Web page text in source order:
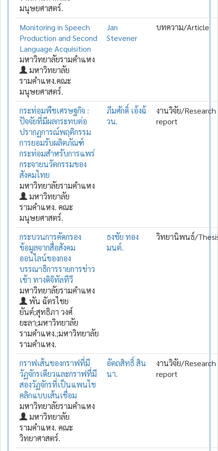
มนุษยศาสตร์.
Monitoring in Speech
Production and Second
Language Acquisition
มหาวิทยาลัยรามคำแหง
มหาวิทยาลัย
รามคำแหง.คณะ
มนุษยศาสตร์.
Jan
Stevener
บทความ/Article
กระท่อมพืชเศรษฐกิจ :
ปัจจัยที่มีผลกระทบต่อ
ปรากฏการณ์พฤติกรรม
การยอมรับผลิตภัณฑ์
กระท่อมสำหรับการแพร่
กระจายนวัตกรรมของ
สังคมไทย
มหาวิทยาลัยรามคำแหง
มหาวิทยาลัย
รามคำแหง. คณะ
มนุษยศาสตร์.
ภีมศักดิ์ เอ้งฉ้
วน.
งานวิจัย/Research
report
กระบวนการคัดกรอง
ข้อมูลจากสื่อสังคม
ออนไลน์ของกอง
บรรณาธิการรายการข่าว
เช้า ทางดิจิทัลทีวี
มหาวิทยาลัยรามคำแหง
พัน ฉัตรไชย
ยันต์;สุทธิภา วงศ์
ยะลา;มหาวิทยาลัย
รามคำแหง.;มหาวิทยาลัย
รามคำแหง.
ธงชัย ทอง
มนต์.
วิทยานิพนธ์/
กราฟเส้นของกราฟที่มี
วัฏจักรเดียวและกราฟที่มี
สองวัฏจักรที่เป็นแพนไช
คลิกแบบเส้นเชื่อม
มหาวิทยาลัยรามคำแหง
มหาวิทยาลัย
รามคำแหง. คณะ
วิทยาศาสตร์.
อัตถสิทธิ์ สิน
นา.
งานวิจัย/Research
report